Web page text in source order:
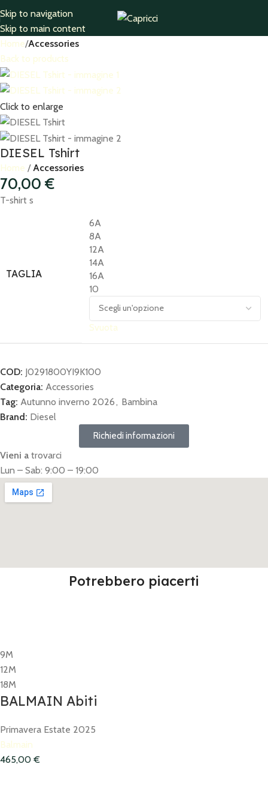
Skip to navigation
Skip to main content
Home Accessories
Back to products
Click to enlarge
DIESEL Tshirt
Home Accessories
70,00 €
T-shirt s
TAGLIA
6A
8A
12A
14A
16A
10
Svuota
COD: J0291800YI9K100
Categoria: Accessories
Tag: Autunno inverno 2026, Bambina
Brand: Diesel
Richiedi informazioni
Vieni a trovarci
Lun – Sab: 9:00 – 19:00
Potrebbero piacerti
9M
12M
18M
BALMAIN Abiti
Primavera Estate 2025
Balmain
465,00 €